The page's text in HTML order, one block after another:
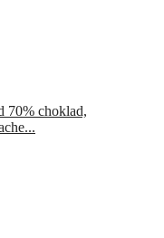
70% choklad,